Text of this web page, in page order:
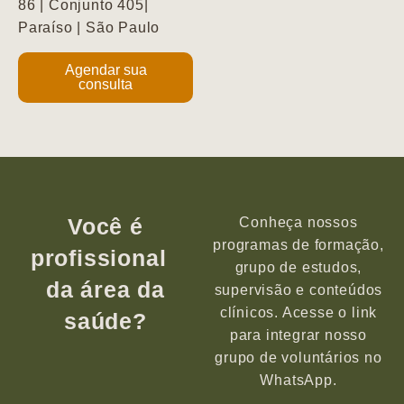
86 | Conjunto 405|
Paraíso | São Paulo
Agendar sua
consulta
Você é
profissional
da área da
saúde?
Conheça nossos
programas de formação,
grupo de estudos,
supervisão e conteúdos
clínicos. Acesse o link
para integrar nosso
grupo de voluntários no
WhatsApp.